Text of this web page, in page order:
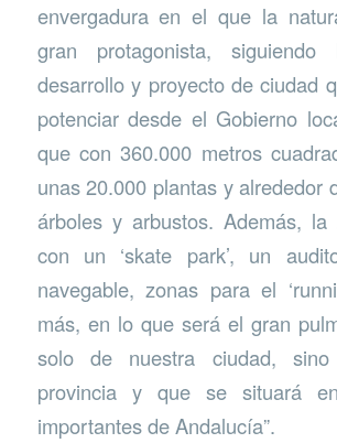
envergadura en el que la
gran protagonista,
desarrollo y proyecto de ciudad
potenciar desde el Gobierno
que con 360.000 metros
unas 20.000 plantas y alrededor
árboles y arbustos. Además, la
con un ‘skate park’, un
navegable, zonas para el
más, en lo que será el gran
solo de nuestra ciudad,
provincia y que se situará
importantes de Andalucía”.